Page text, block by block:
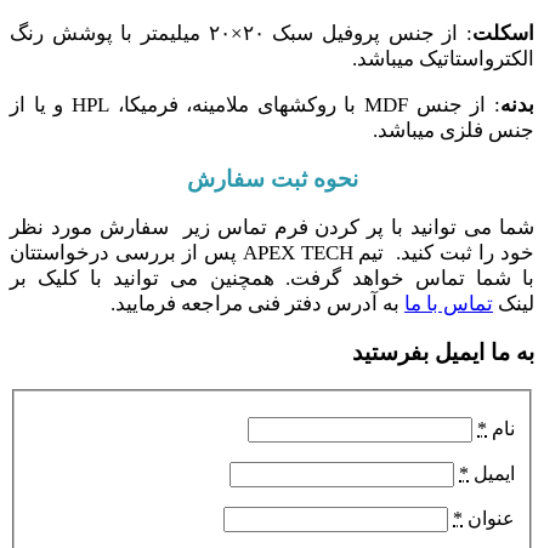
اسکلت
: از جنس پروفیل سبک ۲۰×۲۰ میلیمتر با پوشش رنگ
الکترواستاتیک میباشد.
بدنه
: از جنس MDF با روکشهای ملامینه، فرمیکا، HPL و یا از
جنس فلزی میباشد.
نحوه ثبت سفارش
شما می توانید با پر کردن فرم تماس زیر سفارش مورد نظر
خود را ثبت کنید. تیم APEX TECH پس از بررسی درخواستتان
با شما تماس خواهد گرفت. همچنین می توانید با کلیک بر
لینک تماس با ما به آدرس دفتر فنی مراجعه فرمایید.
به ما ایمیل بفرستید
نام *
ایمیل *
عنوان *